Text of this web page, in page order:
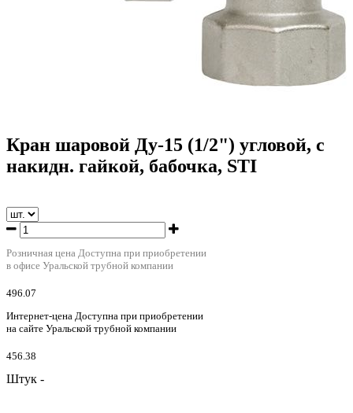
Кран шаровой Ду-15 (1/2") угловой, с
накидн. гайкой, бабочка, STI
Розничная цена Доступна при приобретении
в офисе Уральской трубной компании
496.07
Интернет-цена Доступна при приобретении
на сайте Уральской трубной компании
456.38
Штук -